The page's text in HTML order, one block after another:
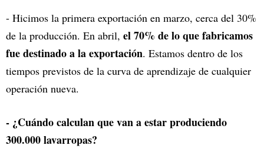
- Hicimos la primera exportación en marzo, cerca del 30%
de la producción. En abril, el 70% de lo que fabricamos
fue destinado a la exportación. Estamos dentro de los
tiempos previstos de la curva de aprendizaje de cualquier
operación nueva.
- ¿Cuándo calculan que van a estar produciendo
300.000 lavarropas?